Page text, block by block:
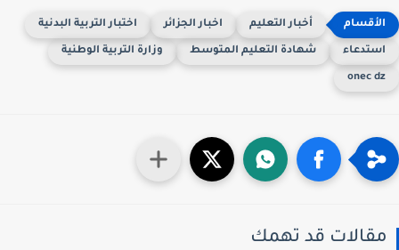
أخبار التعليم اخبار الجزائر اختبار التربية البدنية
شهادة التعليم المتوسط وزارة التربية الوطنية
onec
قد تهمك